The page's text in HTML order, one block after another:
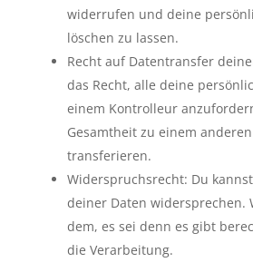
widerrufen und deine
löschen zu lassen.
Recht auf Datentransfer
das Recht, alle deine
einem Kontrolleur
Gesamtheit zu einem
transferieren.
Widerspruchsrecht: Du
deiner Daten widersprechen.
dem, es sei denn es gibt
die Verarbeitung.